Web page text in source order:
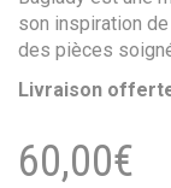
son inspiration
des pièces
Livraison
60,00€